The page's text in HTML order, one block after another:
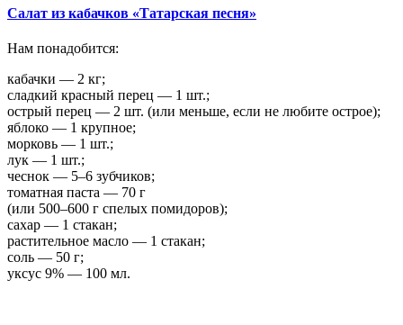
Салат из кабачков «Татарская песня»
Нам понадобится:
кабачки — 2 кг;
сладкий красный перец — 1 шт.;
острый перец — 2 шт. (или меньше, если не любите острое);
яблоко — 1 крупное;
морковь — 1 шт.;
лук — 1 шт.;
чеснок — 5–6 зубчиков;
томатная паста — 70 г
(или 500–600 г спелых помидоров);
сахар — 1 стакан;
растительное масло — 1 стакан;
соль — 50 г;
уксус 9% — 100 мл.